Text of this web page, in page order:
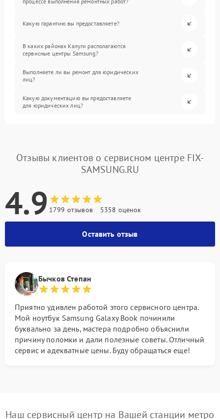
Какую гарантию вы предоставляете?
В каких районах Калуги располагаются
сервисные центры Samsung?
Выполняете ли вы ремонт для юридических
лиц?
Какую документацию вы предоставляете
для юридических лиц?
Отзывы клиентов о сервисном центре FIX-
SAMSUNG.RU
4.9 1799 отзывов 5358 оценок
Оставить отзыв
Бычков Степан
Приятно удивлен работой этого сервисного центра.
Мой ноутбук Samsung Galaxy Book починили
буквально за день, мастера подробно объяснили
причину поломки и дали полезные советы. Отличный
сервис и адекватные цены. Буду обращаться еще!
Наш сервисный центр на Вашей станции метро